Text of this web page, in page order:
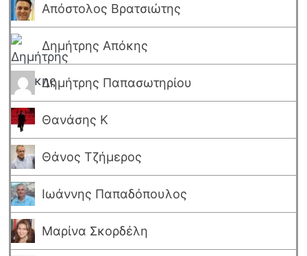
Απόστολος Βρατσιώτης
Δημήτρης Απόκης
Δημήτρης Παπασωτηρίου
Θανάσης Κ
Θάνος Τζήμερος
Ιωάννης Παπαδόπουλος
Μαρίνα Σκορδέλη